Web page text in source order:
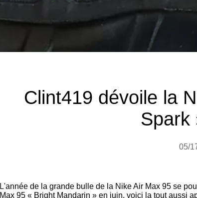
Clint419 dévoile la
Spark
05/
L'année de la grande bulle de la Nike Air Max 95 se
Max 95 « Bright Mandarin » en juin, voici la tout aussi